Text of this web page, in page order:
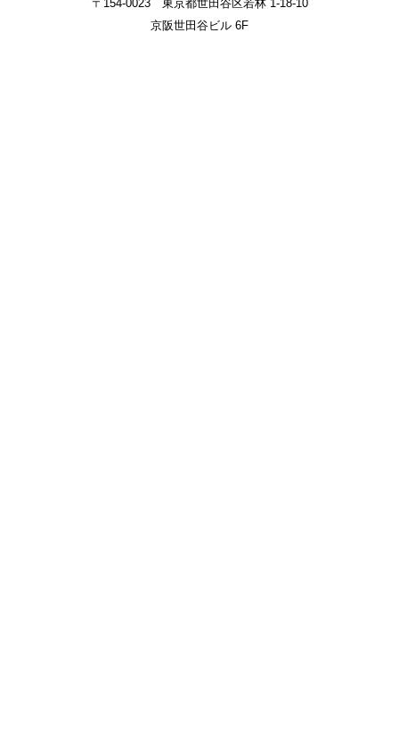
〒154-0023 東京都世田谷区若林 1-18-10
京阪世田谷ビル 6F